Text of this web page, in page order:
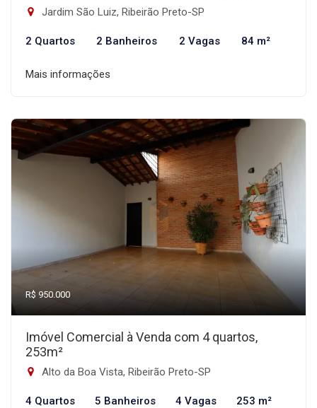
Jardim São Luiz, Ribeirão Preto-SP
2 Quartos 2 Banheiros 2 Vagas 84 m²
Mais informações
R$ 950.000
Imóvel Comercial à Venda com 4 quartos,
253m²
Alto da Boa Vista, Ribeirão Preto-SP
4 Quartos 5 Banheiros 4 Vagas 253 m²